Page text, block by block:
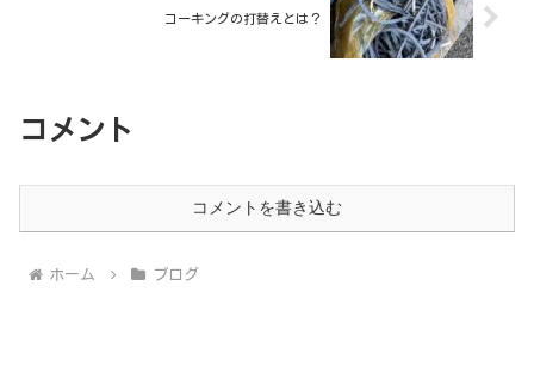
コーキングの打替えとは？
コメント
コメントを書き込む
ホーム ブログ